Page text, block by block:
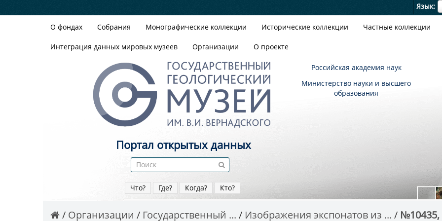
Язык
О фондах Собрания Монографические коллекции Исторические коллекции Частные коллекции
Интеграция данных мировых музеев Организации О проекте
Российская академия наук
Министерство науки и высшего
образования
Портал открытых данных
Что? Где? Когда? Кто?
Организации Государственный ... Изображения экспонатов из ... №10435,